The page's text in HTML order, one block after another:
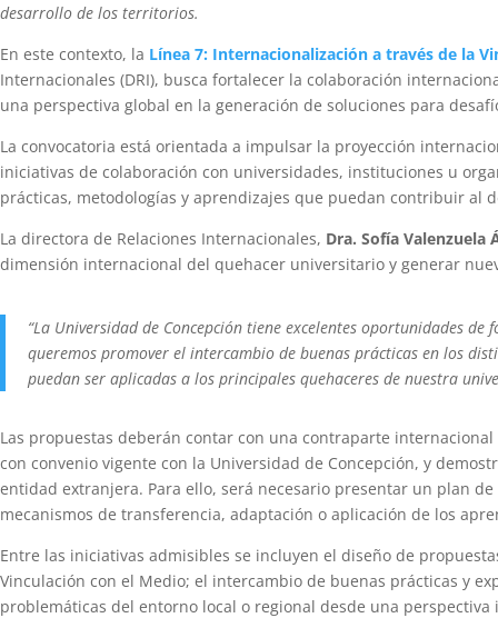
desarrollo de los territorios.
En este contexto, la Línea 7: Internacionalización a través de la
Internacionales (DRI), busca fortalecer la colaboración
una perspectiva global en la generación de soluciones para
La convocatoria está orientada a impulsar la proyección
iniciativas de colaboración con universidades, instituciones u
prácticas, metodologías y aprendizajes que puedan contribuir al
La directora de Relaciones Internacionales, Dra. Sofía Valenzuela
dimensión internacional del quehacer universitario y generar
“La Universidad de Concepción tiene excelentes oportunidades
queremos promover el intercambio de buenas prácticas en los
puedan ser aplicadas a los principales quehaceres de nuestra
Las propuestas deberán contar con una contraparte
con convenio vigente con la Universidad de Concepción, y
entidad extranjera. Para ello, será necesario presentar un plan
mecanismos de transferencia, adaptación o aplicación de los
Entre las iniciativas admisibles se incluyen el diseño de
Vinculación con el Medio; el intercambio de buenas prácticas y
problemáticas del entorno local o regional desde una